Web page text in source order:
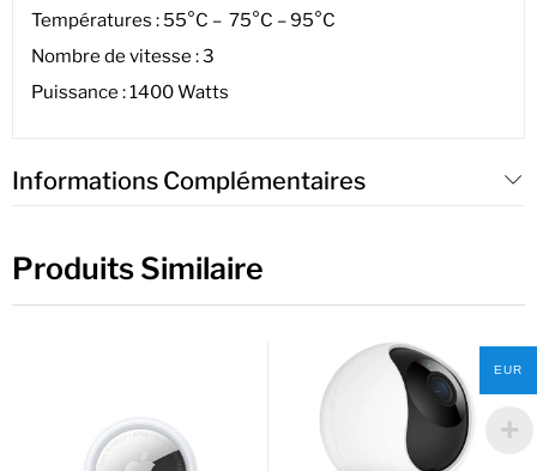
Températures : 55°C – 75°C – 95°C
Nombre de vitesse : 3
Puissance : 1400 Watts
Informations Complémentaires
Produits Similaire
EUR